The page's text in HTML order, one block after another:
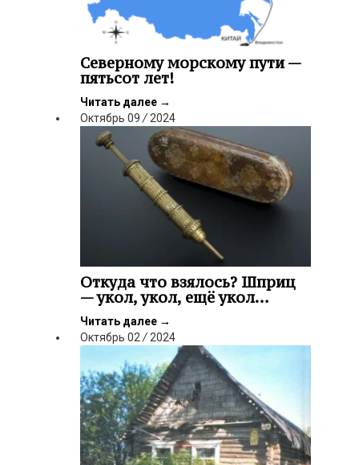
Северному морскому пути —
пятьсот лет!
Читать далее →
Октябрь 09 / 2024
Откуда что взялось? Шприц
— укол, укол, ещё укол…
Читать далее →
Октябрь 02 / 2024